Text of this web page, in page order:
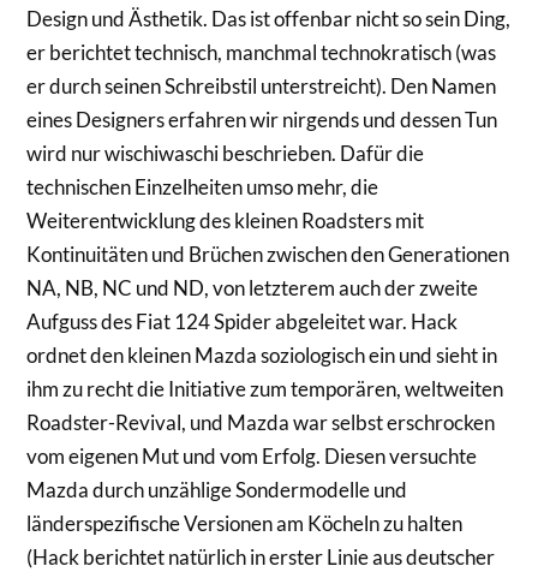
Design und Ästhetik. Das ist offenbar nicht so sein Ding,
er berichtet technisch, manchmal technokratisch (was
er durch seinen Schreibstil unterstreicht). Den Namen
eines Designers erfahren wir nirgends und dessen Tun
wird nur wischiwaschi beschrieben. Dafür die
technischen Einzelheiten umso mehr, die
Weiterentwicklung des kleinen Roadsters mit
Kontinuitäten und Brüchen zwischen den Generationen
NA, NB, NC und ND, von letzterem auch der zweite
Aufguss des Fiat 124 Spider abgeleitet war. Hack
ordnet den kleinen Mazda soziologisch ein und sieht in
ihm zu recht die Initiative zum temporären, weltweiten
Roadster-Revival, und Mazda war selbst erschrocken
vom eigenen Mut und vom Erfolg. Diesen versuchte
Mazda durch unzählige Sondermodelle und
länderspezifische Versionen am Köcheln zu halten
(Hack berichtet natürlich in erster Linie aus deutscher